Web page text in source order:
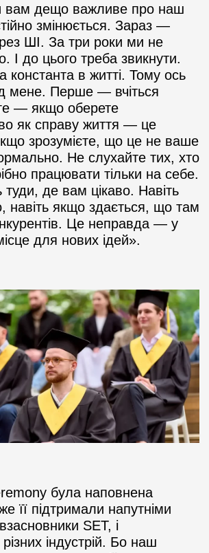
вам дещо важливе про наш
змінюється. Зараз —
ШІ. За три роки ми не
І до цього треба звикнути.
в житті. Тому ось
мене. Перше — вчіться
— якщо оберете
як справу життя — це
зрозумієте, що це не ваше
Не слухайте тих, хто
працювати тільки на себе.
туди, де вам цікаво. Навіть
навіть якщо здається, що там
Це неправда — у
для нових ідей».
була наповнена
її підтримали напутніми
SET, і
індустрій. Бо наш